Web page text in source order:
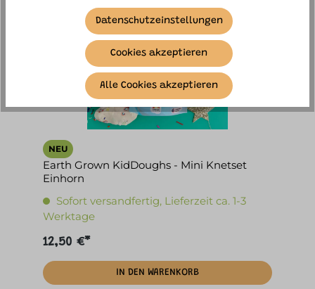
NEU
Earth Grown KidDoughs - Mini Knetset
Einhorn
Sofort versandfertig, Lieferzeit ca. 1-3
Werktage
12,50 €*
IN DEN WARENKORB
Datenschutzeinstellungen
Cookies akzeptieren
Alle Cookies akzeptieren